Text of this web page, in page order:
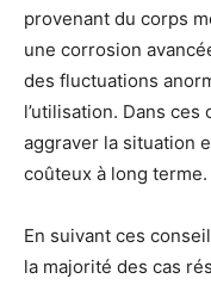
provenant du corps
une corrosion
des fluctuations
l’utilisation. Dans
aggraver la situation
coûteux à long terme.
En suivant ces
la majorité des cas